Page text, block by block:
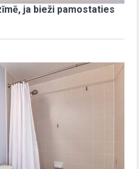
ja bieži pamostaties